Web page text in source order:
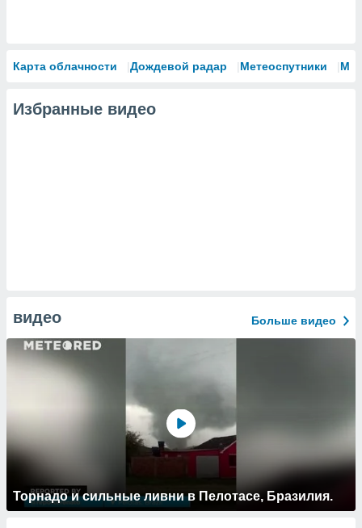
Карта облачности Дождевой радар Метеоспутники
Избранные видео
видео Больше видео
Торнадо и сильные ливни в Пелотасе, Бразилия.